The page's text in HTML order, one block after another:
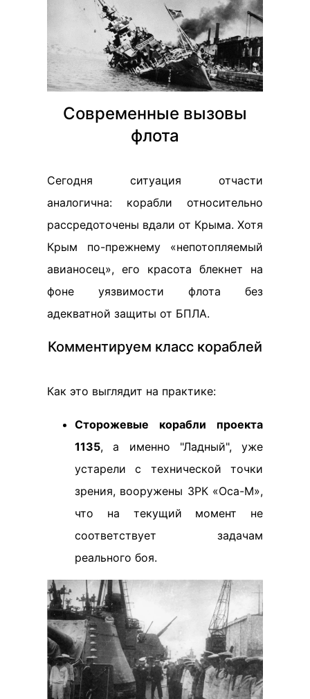
Современные вызовы
флота
Сегодня ситуация отчасти
аналогична: корабли относительно
рассредоточены вдали от Крыма. Хотя
Крым по-прежнему «непотопляемый
авианосец», его красота блекнет на
фоне уязвимости флота без
адекватной защиты от БПЛА.
Комментируем класс кораблей
Как это выглядит на практике:
Сторожевые корабли проекта
1135, а именно "Ладный", уже
устарели с технической точки
зрения, вооружены ЗРК «Оса-М»,
что на текущий момент не
соответствует задачам
реального боя.